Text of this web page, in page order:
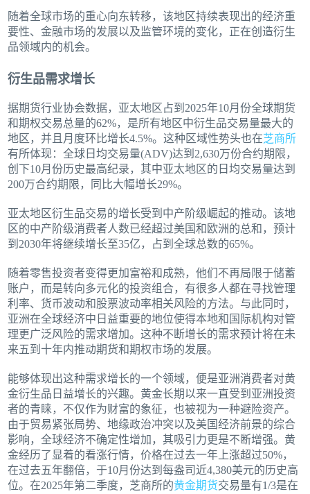
随着全球市场的重心向东转移，该地区持续表现出的经济重
要性、金融市场的发展以及监管环境的变化，正在创造衍生
品领域内的机会。
衍生品需求增长
据期货行业协会数据，亚太地区占到2025年10月份全球期货
和期权交易总量的62%，是所有地区中衍生品交易量最大的
地区，并且月度环比增长4.5%。这种区域性势头也在芝商所
有所体现：全球日均交易量(ADV)达到2,630万份合约期限，
创下10月份历史最高纪录，其中亚太地区的日均交易量达到
200万合约期限，同比大幅增长29%。
亚太地区衍生品交易的增长受到中产阶级崛起的推动。该地
区的中产阶级消费者人数已经超过美国和欧洲的总和，预计
到2030年将继续增长至35亿，占到全球总数的65%。
随着零售投资者变得更加富裕和成熟，他们不再局限于储蓄
账户，而是转向多元化的投资组合，有很多人都在寻找管理
利率、货币波动和股票波动率相关风险的方法。与此同时，
亚洲在全球经济中日益重要的地位使得本地和国际机构对管
理更广泛风险的需求增加。这种不断增长的需求预计将在未
来五到十年内推动期货和期权市场的发展。
能够体现出这种需求增长的一个领域，便是亚洲消费者对黄
金衍生品日益增长的兴趣。黄金长期以来一直受到亚洲投资
者的青睐，不仅作为财富的象征，也被视为一种避险资产。
由于贸易紧张局势、地缘政治冲突以及美国经济前景的综合
影响，全球经济不确定性增加，其吸引力更是不断增强。黄
金经历了显着的看涨行情，价格在过去一年上涨超过50%，
在过去五年翻倍，于10月份达到每盎司近4,380美元的历史高
位。在2025年第二季度，芝商所的黄金期货交易量有1/3是在